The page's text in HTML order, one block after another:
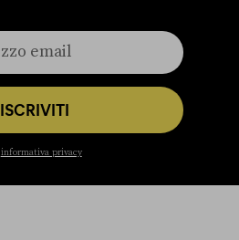
ISCRIVITI
informativa privacy